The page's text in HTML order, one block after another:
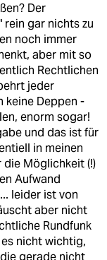
Der
rein gar nichts zu
noch immer
aber mit so
Rechtlichen
jeder
keine Deppen -
enorm sogar!
und das ist für
in meinen
die Möglichkeit (!)
Aufwand
leider ist von
aber nicht
Rundfunk
nicht wichtig,
gerade nicht